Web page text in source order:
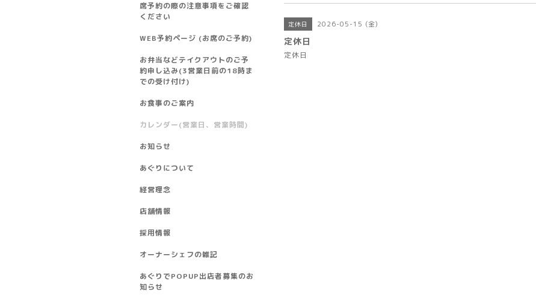
定休日 2026-05-15 (金)
定休日
定休日
席予約の際の注意事項をご確認
ください
WEB予約ページ (お席のご予約)
お弁当などテイクアウトのご予
約申し込み(3営業日前の18時ま
での受け付け)
お食事のご案内
カレンダー(営業日、営業時間)
お知らせ
あぐりについて
経営理念
店舗情報
採用情報
オーナーシェフの雑記
あぐりでPOPUP出店者募集のお
知らせ